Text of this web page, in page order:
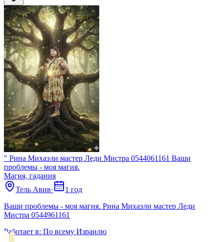
" Рина Михаэли мастер Леди Мистра 0544061161 Ваши
проблемы - моя магия.
Магия, гадания
Тель Авив·
1 год
Ваши проблемы - моя магия. Рина Михаэли мастер Леди
Мистра 0544961161
Работает в: По всему Израилю